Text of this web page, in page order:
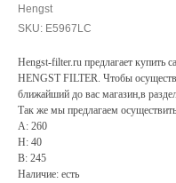
Hengst
SKU: E5967LC
Hengst-filter.ru предлагает купить
HENGST FILTER. Чтобы
ближайший до вас магазин,в
Так же мы предлагаем
A: 260
H: 40
B: 245
Наличие: есть